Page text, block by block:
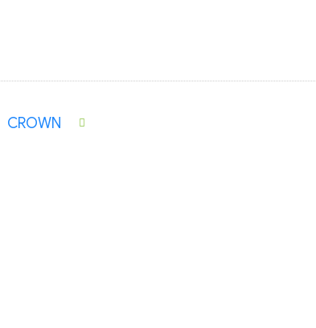
CROWN